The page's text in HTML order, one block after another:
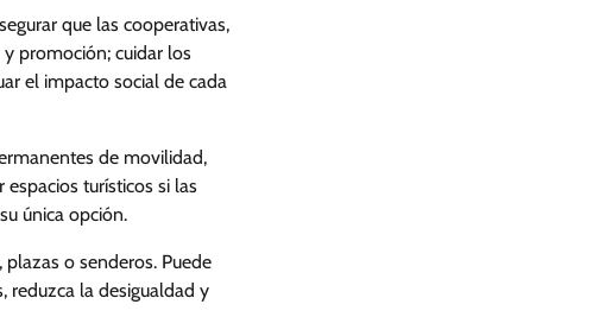
que las cooperativas,
y promoción; cuidar los
el impacto social de cada
de movilidad,
turísticos si las
única opción.
o senderos. Puede
reduzca la desigualdad y